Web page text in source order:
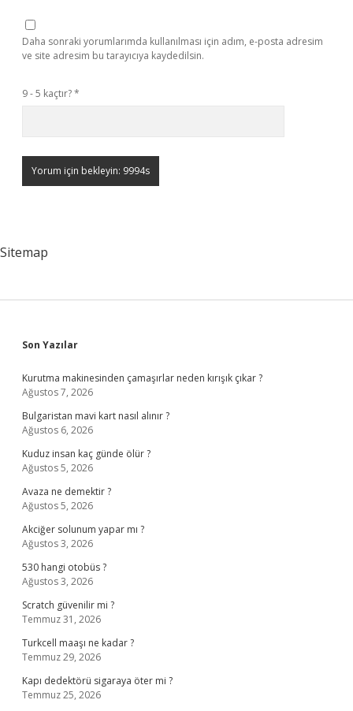
Daha sonraki yorumlarımda kullanılması için adım, e-posta adresim
ve site adresim bu tarayıcıya kaydedilsin.
9 - 5 kaçtır?*
Sitemap
Sidebar
Son Yazılar
Kurutma makinesinden çamaşırlar neden kırışık çıkar ?
Ağustos 7, 2026
Bulgaristan mavi kart nasıl alınır ?
Ağustos 6, 2026
Kuduz insan kaç günde ölür ?
Ağustos 5, 2026
Avaza ne demektir ?
Ağustos 5, 2026
Akciğer solunum yapar mı ?
Ağustos 3, 2026
530 hangi otobüs ?
Ağustos 3, 2026
Scratch güvenilir mi ?
Temmuz 31, 2026
Turkcell maaşı ne kadar ?
Temmuz 29, 2026
Kapı dedektörü sigaraya öter mi ?
Temmuz 25, 2026